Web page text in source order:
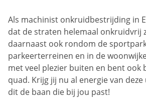
Als machinist onkruidbestrijding in
dat de straten helemaal onkruidvrij
daarnaast ook rondom de
parkeerterreinen en in de
met veel plezier buiten en bent ook
quad. Krijg jij nu al energie van
dit de baan die bij jou past!